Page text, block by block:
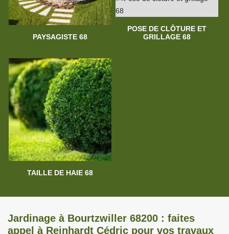
PAYSAGISTE 68
POSE DE CLÔTURE ET
GRILLAGE 68
TAILLE DE HAIE 68
Jardinage à Bourtzwiller 68200 : faites
appel à Reinhardt Cédric pour vos travaux